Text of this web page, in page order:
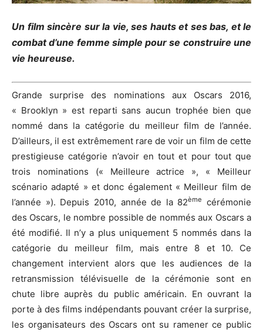
Un film sincère sur la vie, ses hauts et ses bas, et le
combat d’une femme simple pour se construire une
vie heureuse.
Grande surprise des nominations aux Oscars 2016,
« Brooklyn » est reparti sans aucun trophée bien que
nommé dans la catégorie du meilleur film de l’année.
D’ailleurs, il est extrêmement rare de voir un film de cette
prestigieuse catégorie n’avoir en tout et pour tout que
trois nominations (« Meilleure actrice », « Meilleur
scénario adapté » et donc également « Meilleur film de
l’année »). Depuis 2010, année de la 82ème
cérémonie
des Oscars, le nombre possible de nommés aux Oscars a
été modifié. Il n’y a plus uniquement 5 nommés dans la
catégorie du meilleur film, mais entre 8 et 10. Ce
changement intervient alors que les audiences de la
retransmission télévisuelle de la cérémonie sont en
chute libre auprès du public américain. En ouvrant la
porte à des films indépendants pouvant créer la surprise,
les organisateurs des Oscars ont su ramener ce public